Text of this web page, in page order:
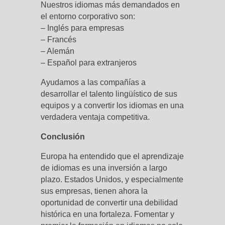
Nuestros idiomas más demandados en
el entorno corporativo son:
– Inglés para empresas
– Francés
– Alemán
– Español para extranjeros
Ayudamos a las compañías a
desarrollar el talento lingüístico de sus
equipos y a convertir los idiomas en una
verdadera ventaja competitiva.
Conclusión
Europa ha entendido que el aprendizaje
de idiomas es una inversión a largo
plazo. Estados Unidos, y especialmente
sus empresas, tienen ahora la
oportunidad de convertir una debilidad
histórica en una fortaleza. Fomentar y